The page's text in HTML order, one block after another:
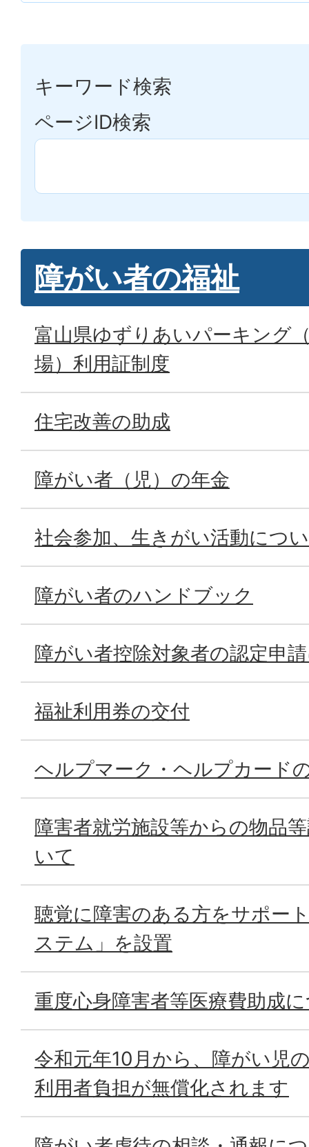
キーワード検索
ページID検索
障がい者の福祉
富山県ゆずりあいパーキング
場）利用証制度
住宅改善の助成
障がい者（児）の年金
社会参加、生きがい活動につ
障がい者のハンドブック
障がい者控除対象者の認定申
福祉利用券の交付
ヘルプマーク・ヘルプカード
障害者就労施設等からの物品
いて
聴覚に障害のある方をサポー
ステム」を設置
重度心身障害者等医療費助成
令和元年10月から、障がい児
利用者負担が無償化されます